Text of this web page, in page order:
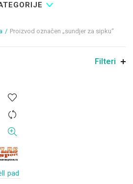
Proizvod označen „sundjer za sipku“
Filteri
pad